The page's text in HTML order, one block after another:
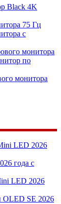
Black 4K
75 Гц
с
монитора
по
монитора
LED 2026
года с
LED 2026
OLED SE 2026